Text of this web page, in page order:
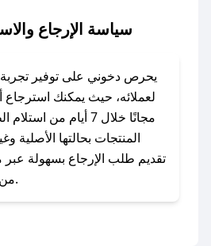
للحصول على كوبونات
سياسة الإرجاع
يحرص دخوني على توفير
لعملائه، حيث يمكنك استرجاع
مجانًا خلال 7 أيام من
المنتجات بحالتها الأصلية
تقديم طلب الإرجاع بسهولة عبر
من خلال خدمة العملاء.